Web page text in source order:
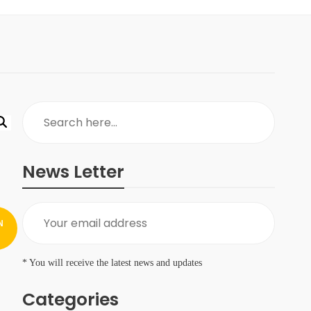
News Letter
* You will receive the latest news and updates
Categories